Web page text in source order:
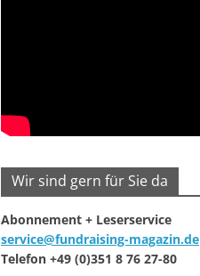
Wir sind gern für Sie da
Abonnement + Leserservice
service@fundraising-magazin.de
Telefon +49 (0)351 8 76 27-80